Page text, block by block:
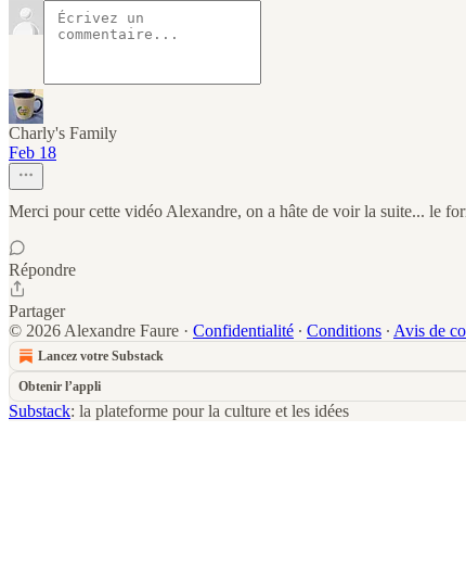
Charly's Family
Feb 18
Merci pour cette vidéo Alexandre, on a hâte de voir la suite... le
Répondre
Partager
© 2026 Alexandre Faure · Confidentialité ∙ Conditions ∙ Avis de
Lancez votre Substack
Obtenir l’appli
Substack: la plateforme pour la culture et les idées